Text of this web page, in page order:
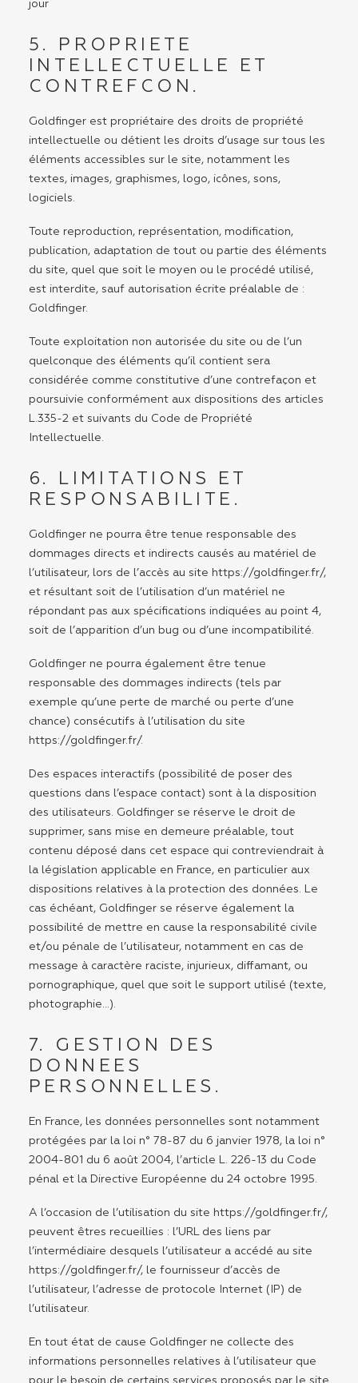
jour
5. PROPRIETE
INTELLECTUELLE ET
CONTREFCON.
Goldfinger est propriétaire des droits de propriété
intellectuelle ou détient les droits d’usage sur tous les
éléments accessibles sur le site, notamment les
textes, images, graphismes, logo, icônes, sons,
logiciels.
Toute reproduction, représentation, modification,
publication, adaptation de tout ou partie des éléments
du site, quel que soit le moyen ou le procédé utilisé,
est interdite, sauf autorisation écrite préalable de :
Goldfinger.
Toute exploitation non autorisée du site ou de l’un
quelconque des éléments qu’il contient sera
considérée comme constitutive d’une contrefaçon et
poursuivie conformément aux dispositions des articles
L.335-2 et suivants du Code de Propriété
Intellectuelle.
6. LIMITATIONS ET
RESPONSABILITE.
Goldfinger ne pourra être tenue responsable des
dommages directs et indirects causés au matériel de
l’utilisateur, lors de l’accès au site https://goldfinger.fr/,
et résultant soit de l’utilisation d’un matériel ne
répondant pas aux spécifications indiquées au point 4,
soit de l’apparition d’un bug ou d’une incompatibilité.
Goldfinger ne pourra également être tenue
responsable des dommages indirects (tels par
exemple qu’une perte de marché ou perte d’une
chance) consécutifs à l’utilisation du site
https://goldfinger.fr/.
Des espaces interactifs (possibilité de poser des
questions dans l’espace contact) sont à la disposition
des utilisateurs. Goldfinger se réserve le droit de
supprimer, sans mise en demeure préalable, tout
contenu déposé dans cet espace qui contreviendrait à
la législation applicable en France, en particulier aux
dispositions relatives à la protection des données. Le
cas échéant, Goldfinger se réserve également la
possibilité de mettre en cause la responsabilité civile
et/ou pénale de l’utilisateur, notamment en cas de
message à caractère raciste, injurieux, diffamant, ou
pornographique, quel que soit le support utilisé (texte,
photographie…).
7. GESTION DES
DONNEES
PERSONNELLES.
En France, les données personnelles sont notamment
protégées par la loi n° 78-87 du 6 janvier 1978, la loi n°
2004-801 du 6 août 2004, l’article L. 226-13 du Code
pénal et la Directive Européenne du 24 octobre 1995.
A l’occasion de l’utilisation du site https://goldfinger.fr/,
peuvent êtres recueillies : l’URL des liens par
l’intermédiaire desquels l’utilisateur a accédé au site
https://goldfinger.fr/, le fournisseur d’accès de
l’utilisateur, l’adresse de protocole Internet (IP) de
l’utilisateur.
En tout état de cause Goldfinger ne collecte des
informations personnelles relatives à l’utilisateur que
pour le besoin de certains services proposés par le site